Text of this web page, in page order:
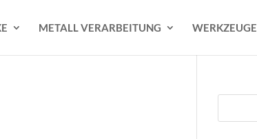
METALL VERARBEITUNG WERKZEUGE